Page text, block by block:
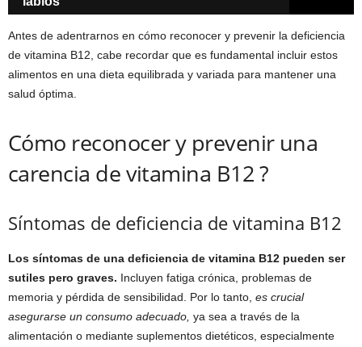
Antes de adentrarnos en cómo reconocer y prevenir la deficiencia
de vitamina B12, cabe recordar que es fundamental incluir estos
alimentos en una dieta equilibrada y variada para mantener una
salud óptima.
Cómo reconocer y prevenir una
carencia de vitamina B12 ?
Síntomas de deficiencia de vitamina B12
Los síntomas de una deficiencia de vitamina B12 pueden ser
sutiles pero graves. Incluyen fatiga crónica, problemas de
memoria y pérdida de sensibilidad. Por lo tanto, es crucial
asegurarse un consumo adecuado, ya sea a través de la
alimentación o mediante suplementos dietéticos, especialmente